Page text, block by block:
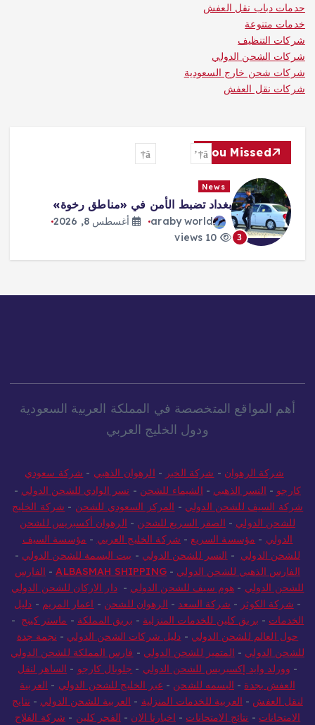
حدمات دباب نقل العفش
خدمات متنوعة
شركات التنظيف
شركات الشحن الدولي
شركات شحن خارج السعودية
شركات نقل العفش
You Missed
3
News
بغداد تضبط الأمن في «مناطق رخوة»
araby world
أغسطس 8, 2026
أهم المواقع المتخصصة في المملكة العربية السعودية
ودول الخليج العربي
شركة الرهوان - شركة الخير - الرهوان الذهبي - شركة سعودي
كارجو - النسر الذهبي - الشيماء للشحن - نسر الوادي للشحن الدولي -
شركة السيف للشحن الدولي - المركز السعودي للشحن - شركة الخليج
للشحن الدولي - الصقر السريع للشحن - الرهوان أكسبريس للشحن
الدولي - مؤسسة السريع - شركة الخليج العربي - مؤسسة السيف
للشحن الدولي - النسر للشحن الدولي - بيت البسمة للشحن الدولي -
الفارس الذهبي للشحن الدولي -
ALBASMAH SHIPPING
- الفارس
للشحن الدولي - هوم سيف للشحن الدولي -دار الاركان للشحن الدولي
- شركة الكوثر - شركة السعد - الرهوان للشحن - اعمار المريم - دليل
الخدمات - بريق كلين للخدمات المنزلية - بريق المملكة - ماستر كينج -
حول العالم للشحن الدولي - دليل شركات الشحن الدولي - نجمة جدة
للشحن الدولي - المتميز للشحن الدولي - فارس المملكة للشحن الدولي
- وورلد وايد إكسبريس للشحن الدولي - جلوبال كارجو - الساهر لنقل
العفش بجدة - البسمه للشحن - عبر الخليج للشحن الدولي - العربية
لنقل العفش - العربية للخدمات المنزلية - العربية للشحن الدولي - نتايج
الامتحانات - نتائج الامتحانات - اخبارنا الان - الفجر كلين - شركة الفلاح